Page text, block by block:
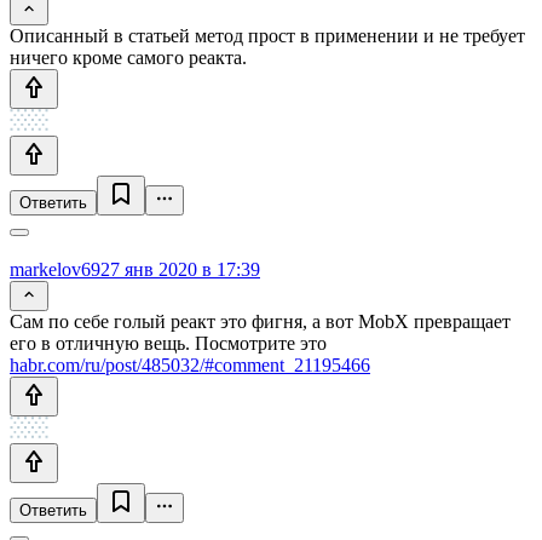
Описанный в статьей метод прост в применении и не требует
ничего кроме самого реакта.
Ответить
markelov6927 янв 2020 в 17:39
Сам по себе голый реакт это фигня, а вот MobX превращает
его в отличную вещь. Посмотрите это
habr.com/ru/post/485032/#comment_21195466
Ответить